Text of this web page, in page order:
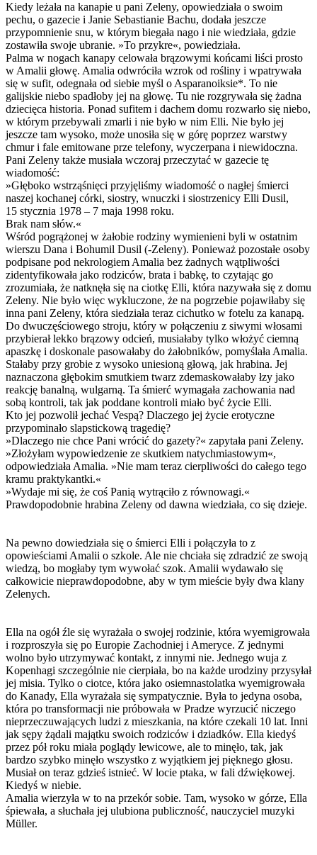
Kiedy leżała na kanapie u pani Zeleny, opowiedziała o swoim
pechu, o gazecie i Janie Sebastianie Bachu, dodała jeszcze
przypomnienie snu, w którym biegała nago i nie wiedziała, gdzie
zostawiła swoje ubranie. »To przykre«, powiedziała.
Palma w nogach kanapy celowała brązowymi końcami liści prosto
w Amalii głowę. Amalia odwróciła wzrok od rośliny i wpatrywała
się w sufit, odegnała od siebie myśl o Asparanoiksie*. To nie
galijskie niebo spadłoby jej na głowę. Tu nie rozgrywała się żadna
dziecięca historia. Ponad sufitem i dachem domu rozwarło się niebo,
w którym przebywali zmarli i nie było w nim Elli. Nie było jej
jeszcze tam wysoko, może unosiła się w górę poprzez warstwy
chmur i fale emitowane prze telefony, wyczerpana i niewidoczna.
Pani Zeleny także musiała wczoraj przeczytać w gazecie tę
wiadomość:
»Głęboko wstrząśnięci przyjęliśmy wiadomość o nagłej śmierci
naszej kochanej córki, siostry, wnuczki i siostrzenicy Elli Dusil,
15 stycznia 1978 – 7 maja 1998 roku.
Brak nam słów.«
Wśród pogrążonej w żałobie rodziny wymienieni byli w ostatnim
wierszu Dana i Bohumil Dusil (-Zeleny). Ponieważ pozostałe osoby
podpisane pod nekrologiem Amalia bez żadnych wątpliwości
zidentyfikowała jako rodziców, brata i babkę, to czytając go
zrozumiała, że natknęła się na ciotkę Elli, która nazywała się z domu
Zeleny. Nie było więc wykluczone, że na pogrzebie pojawiłaby się
inna pani Zeleny, która siedziała teraz cichutko w fotelu za kanapą.
Do dwuczęściowego stroju, który w połączeniu z siwymi włosami
przybierał lekko brązowy odcień, musiałaby tylko włożyć ciemną
apaszkę i doskonale pasowałaby do żałobników, pomyślała Amalia.
Stałaby przy grobie z wysoko uniesioną głową, jak hrabina. Jej
naznaczona głębokim smutkiem twarz zdemaskowałaby łzy jako
reakcję banalną, wulgarną. Ta śmierć wymagała zachowania nad
sobą kontroli, tak jak poddane kontroli miało być życie Elli.
Kto jej pozwolił jechać Vespą? Dlaczego jej życie erotyczne
przypominało slapstickową tragedię?
»Dlaczego nie chce Pani wrócić do gazety?« zapytała pani Zeleny.
»Złożyłam wypowiedzenie ze skutkiem natychmiastowym«,
odpowiedziała Amalia. »Nie mam teraz cierpliwości do całego tego
kramu praktykantki.«
»Wydaje mi się, że coś Panią wytrąciło z równowagi.«
Prawdopodobnie hrabina Zeleny od dawna wiedziała, co się dzieje.
Na pewno dowiedziała się o śmierci Elli i połączyła to z
opowieściami Amalii o szkole. Ale nie chciała się zdradzić ze swoją
wiedzą, bo mogłaby tym wywołać szok. Amalii wydawało się
całkowicie nieprawdopodobne, aby w tym mieście były dwa klany
Zelenych.
Ella na ogół źle się wyrażała o swojej rodzinie, która wyemigrowała
i rozproszyła się po Europie Zachodniej i Ameryce. Z jednymi
wolno było utrzymywać kontakt, z innymi nie. Jednego wuja z
Kopenhagi szczególnie nie cierpiała, bo na każde urodziny przysyłał
jej misia. Tylko o ciotce, która jako osiemnastolatka wyemigrowała
do Kanady, Ella wyrażała się sympatycznie. Była to jedyna osoba,
która po transformacji nie próbowała w Pradze wyrzucić niczego
nieprzeczuwających ludzi z mieszkania, na które czekali 10 lat. Inni
jak sępy żądali majątku swoich rodziców i dziadków. Ella kiedyś
przez pół roku miała poglądy lewicowe, ale to minęło, tak, jak
bardzo szybko minęło wszystko z wyjątkiem jej pięknego głosu.
Musiał on teraz gdzieś istnieć. W locie ptaka, w fali dźwiękowej.
Kiedyś w niebie.
Amalia wierzyła w to na przekór sobie. Tam, wysoko w górze, Ella
śpiewała, a słuchała jej ulubiona publiczność, nauczyciel muzyki
Müller.